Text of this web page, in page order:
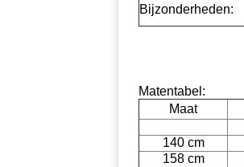
Bijzonderheden:
Matentabel:
Maat
140 cm
158 cm